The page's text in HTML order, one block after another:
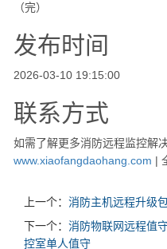
（完）
发布时间
2026-03-10 19:15:00
联系方式
如需了解更多消防远程监控解
www.xiaofangdaohang.com |
上一个： 消防主机远程升级
下一个： 消防物联网远程值
控室单人值守